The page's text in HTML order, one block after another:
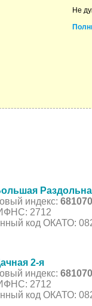
Не
индекс: 681070
2712
код ОКАТО:
2-я
индекс: 681070
2712
код ОКАТО: